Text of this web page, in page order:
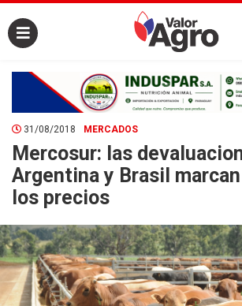
31/08/2018 MERCADOS
Mercosur: las
Argentina y Brasil
los precios